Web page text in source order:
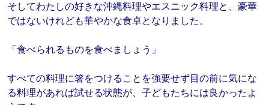
そしてわたしの好きな沖縄料理やエスニック料理と、豪華
ではないけれども華やかな食卓となりました。
「食べられるものを食べましょう」
すべての料理に箸をつけることを強要せず目の前に気にな
る料理があれば試せる状態が、子どもたちには良かったよ